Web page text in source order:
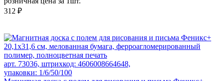
312 ₽
арт. 73036, штрихкод: 4606008664648,
упаковки: 1/6/50/100